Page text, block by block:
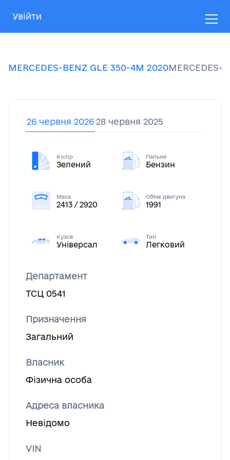
Увійти
MERCEDES-BENZ GLE 350-4M 2020MERCEDES-
26 червня 2026 28 червня 2025
Колір
Зелений
Пальне
Бензин
Маса
2413 / 2920
Об'єм двигуна
1991
Кузов
Універсал
Тип
Легковий
Департамент
ТСЦ 0541
Призначення
Загальний
Власник
Фізична особа
Адреса власника
Невідомо
VIN